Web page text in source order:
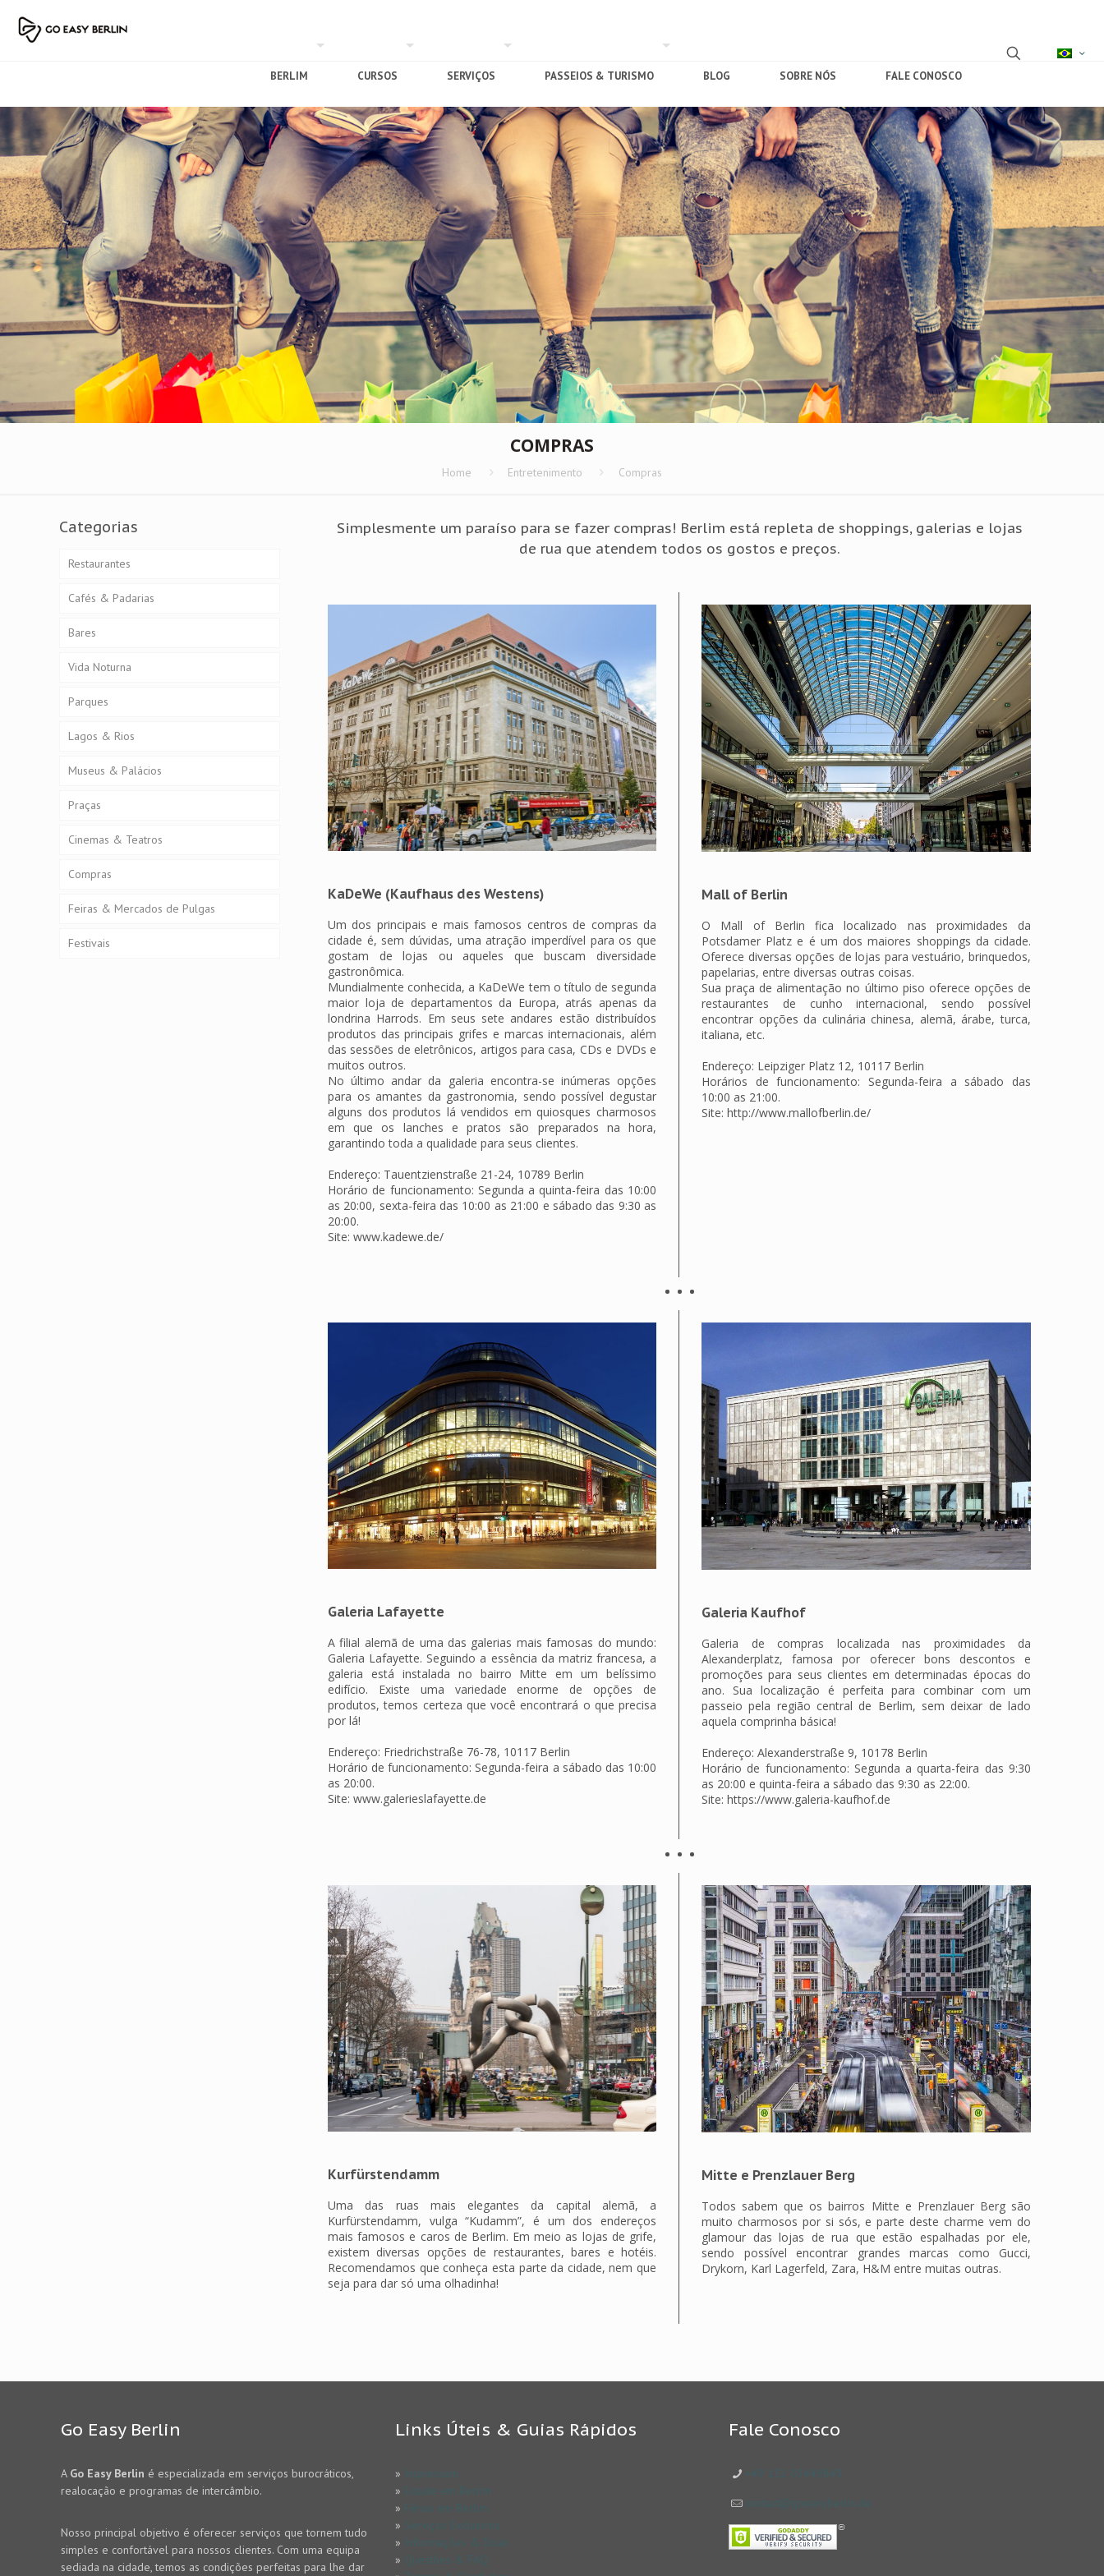
BERLIM CURSOS SERVIÇOS PASSEIOS & TURISMO BLOG SOBRE NÓS FALE CONOSCO
COMPRAS
Home Entretenimento Compras
Simplesmente um paraíso para se fazer compras! Berlim está repleta de shoppings, galerias e lojas
de rua que atendem todos os gostos e preços.
KaDeWe (Kaufhaus des Westens)
Um dos principais e mais famosos centros de compras da
cidade é, sem dúvidas, uma atração imperdível para os que
gostam de lojas ou aqueles que buscam diversidade
gastronômica.
Mundialmente conhecida, a KaDeWe tem o título de segunda
maior loja de departamentos da Europa, atrás apenas da
londrina Harrods. Em seus sete andares estão distribuídos
produtos das principais grifes e marcas internacionais, além
das sessões de eletrônicos, artigos para casa, CDs e DVDs e
muitos outros.
No último andar da galeria encontra-se inúmeras opções
para os amantes da gastronomia, sendo possível degustar
alguns dos produtos lá vendidos em quiosques charmosos
em que os lanches e pratos são preparados na hora,
garantindo toda a qualidade para seus clientes.
Endereço: Tauentzienstraße 21-24, 10789 Berlin
Horário de funcionamento: Segunda a quinta-feira das 10:00
as 20:00, sexta-feira das 10:00 as 21:00 e sábado das 9:30 as
20:00.
Site: www.kadewe.de/
Mall of Berlin
O Mall of Berlin fica localizado nas proximidades da
Potsdamer Platz e é um dos maiores shoppings da cidade.
Oferece diversas opções de lojas para vestuário, brinquedos,
papelarias, entre diversas outras coisas.
Sua praça de alimentação no último piso oferece opções de
restaurantes de cunho internacional, sendo possível
encontrar opções da culinária chinesa, alemã, árabe, turca,
italiana, etc.
Endereço: Leipziger Platz 12, 10117 Berlin
Horários de funcionamento: Segunda-feira a sábado das
10:00 as 21:00.
Site: http://www.mallofberlin.de/
Galeria Lafayette
A filial alemã de uma das galerias mais famosas do mundo:
Galeria Lafayette. Seguindo a essência da matriz francesa, a
galeria está instalada no bairro Mitte em um belíssimo
edifício. Existe uma variedade enorme de opções de
produtos, temos certeza que você encontrará o que precisa
por lá!
Endereço: Friedrichstraße 76-78, 10117 Berlin
Horário de funcionamento: Segunda-feira a sábado das 10:00
as 20:00.
Site: www.galerieslafayette.de
Galeria Kaufhof
Galeria de compras localizada nas proximidades da
Alexanderplatz, famosa por oferecer bons descontos e
promoções para seus clientes em determinadas épocas do
ano. Sua localização é perfeita para combinar com um
passeio pela região central de Berlim, sem deixar de lado
aquela comprinha básica!
Endereço: Alexanderstraße 9, 10178 Berlin
Horário de funcionamento: Segunda a quarta-feira das 9:30
as 20:00 e quinta-feira a sábado das 9:30 as 22:00.
Site: https://www.galeria-kaufhof.de
Kurfürstendamm
Uma das ruas mais elegantes da capital alemã, a
Kurfürstendamm, vulga “Kudamm”, é um dos endereços
mais famosos e caros de Berlim. Em meio as lojas de grife,
existem diversas opções de restaurantes, bares e hotéis.
Recomendamos que conheça esta parte da cidade, nem que
seja para dar só uma olhadinha!
Mitte e Prenzlauer Berg
Todos sabem que os bairros Mitte e Prenzlauer Berg são
muito charmosos por si sós, e parte deste charme vem do
glamour das lojas de rua que estão espalhadas por ele,
sendo possível encontrar grandes marcas como Gucci,
Drykorn, Karl Lagerfeld, Zara, H&M entre muitas outras.
Categorias
Restaurantes
Cafés & Padarias
Bares
Vida Noturna
Parques
Lagos & Rios
Museus & Palácios
Praças
Cinemas & Teatros
Compras
Feiras & Mercados de Pulgas
Festivais
Go Easy Berlin
A Go Easy Berlin é especializada em serviços burocráticos,
realocação e programas de intercâmbio.
Nosso principal objetivo é oferecer serviços que tornem tudo
simples e confortável para nossos clientes. Com uma equipa
sediada na cidade, temos as condições perfeitas para lhe dar
Links Úteis & Guias Rápidos
»
»
»
»
»
»
Fale Conosco